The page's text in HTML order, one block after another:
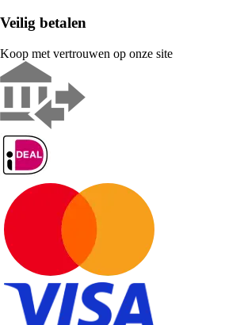
Veilig betalen
Koop met vertrouwen op onze site